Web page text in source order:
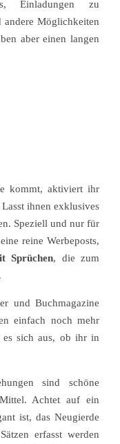
Einladungen zu
andere Möglichkeiten
aber einen langen
kommt, aktiviert ihr
ihnen exklusives
Speziell und nur für
reine Werbeposts,
Sprüchen, die zum
und Buchmagazine
einfach noch mehr
es sich aus, ob ihr in
sind schöne
Achtet auf ein
ist, das Neugierde
erfasst werden